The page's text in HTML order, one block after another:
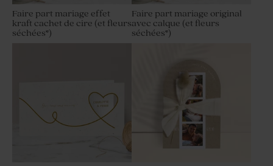
Faire part mariage effet
kraft cachet de cire (et fleurs
séchées*)
Faire part mariage original
avec calque (et fleurs
séchées*)